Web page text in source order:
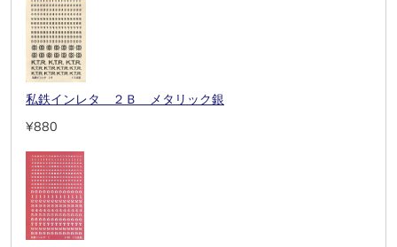
私鉄インレタ ２Ｂ メタリック銀
¥880